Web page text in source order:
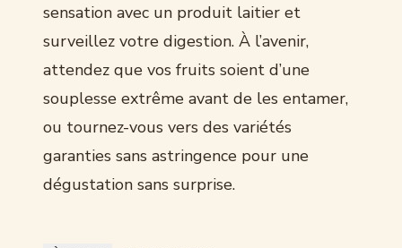
sensation avec un produit laitier et
surveillez votre digestion. À l’avenir,
attendez que vos fruits soient d’une
souplesse extrême avant de les entamer,
ou tournez-vous vers des variétés
garanties sans astringence pour une
dégustation sans surprise.